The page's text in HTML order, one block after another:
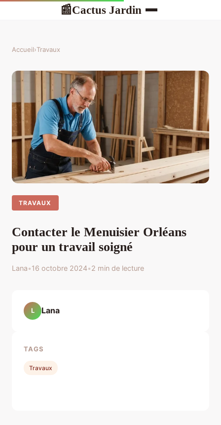
📰Cactus Jardin
Accueil›Travaux
TRAVAUX
Contacter le Menuisier Orléans
pour un travail soigné
Lana•16 octobre 2024•2 min de lecture
L Lana
TAGS
Travaux